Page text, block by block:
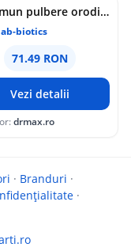
Respimun pulbere orodispersabila, 30 plicuri, Ab-Biotics
ab-biotics
71.49 RON
Vezi detalii
drmax.ro
· Branduri ·
·